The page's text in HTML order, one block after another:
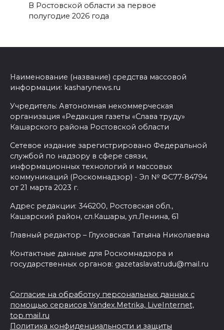
В Ростовской области за первое
полугодие 2026 года
Наименование (название) средства массовой
информации: kasharynews.ru
Учредитель: Автономная некоммерческая
организация «Редакция газеты «Слава труду»
Кашарского района Ростовской области
Сетевое издание зарегистрировано Федеральной
службой по надзору в сфере связи,
информационных технологий и массовых
коммуникаций (Роскомнадзор) - Эл № ФС77-84794
от 21 марта 2023 г.
Адрес редакции: 346200, Ростовская обл.,
Кашарский район, сл.Кашары, ул.Ленина, 61
Главный редактор – Глуховская Татьяна Николаевна
Контактные данные для Роскомнадзора и
государственных органов: gazetaslavatrudu@mail.ru
Согласие на обработку персональных данных с
помощью сервисов Yandex.Metrika, LiveInternet,
top.mail.ru
Политика конфиденциальности и защиты